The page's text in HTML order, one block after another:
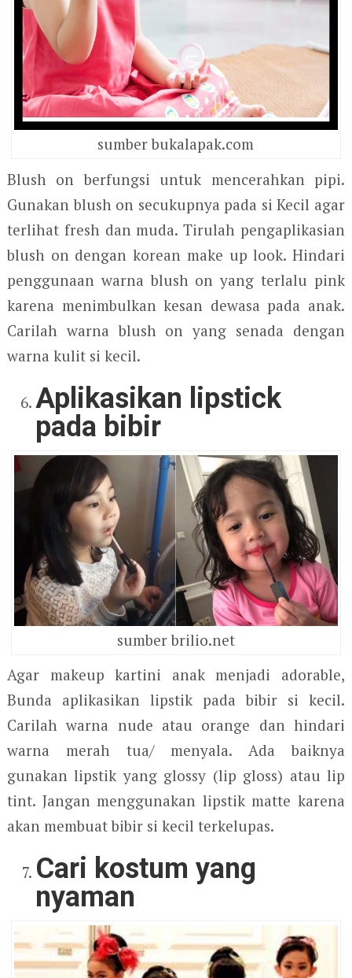
sumber bukalapak.com
Blush on berfungsi untuk mencerahkan pipi.
Gunakan blush on secukupnya pada si Kecil agar
terlihat fresh dan muda. Tirulah pengaplikasian
blush on dengan korean make up look. Hindari
penggunaan warna blush on yang terlalu pink
karena menimbulkan kesan dewasa pada anak.
Carilah warna blush on yang senada dengan
warna kulit si kecil.
Aplikasikan lipstick
pada bibir
sumber brilio.net
Agar makeup kartini anak menjadi adorable,
Bunda aplikasikan lipstik pada bibir si kecil.
Carilah warna nude atau orange dan hindari
warna merah tua/ menyala. Ada baiknya
gunakan lipstik yang glossy (lip gloss) atau lip
tint. Jangan menggunakan lipstik matte karena
akan membuat bibir si kecil terkelupas.
Cari kostum yang
nyaman